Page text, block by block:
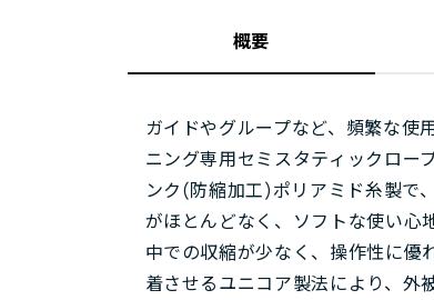
概要
ガイドやグループなど、頻繁な使
ニング専用セミスタティックロー
ンク(防縮加工)ポリアミド糸製で
がほとんどなく、ソフトな使い心
中での収縮が少なく、操作性に優
着させるユニコア製法により、外